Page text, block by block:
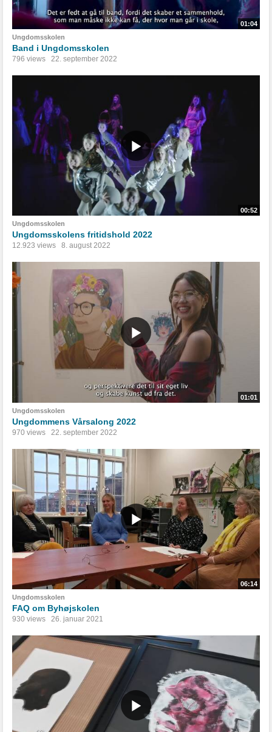
01:04
Ungdomsskolen
Band i Ungdomsskolen
796 views 22. september 2022
00:52
Ungdomsskolen
Ungdomsskolens fritidshold 2022
12.923 views 8. august 2022
01:01
Ungdomsskolen
Ungdommens Vårsalong 2022
970 views 22. september 2022
06:14
Ungdomsskolen
FAQ om Byhøjskolen
930 views 26. januar 2021